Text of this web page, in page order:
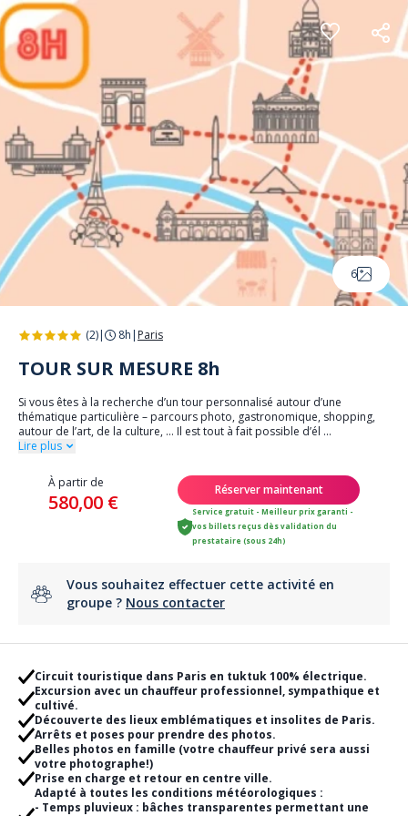
Panneau de gestion des cookies
6
(2)| 8h | Paris
TOUR SUR MESURE 8h
Si vous êtes à la recherche d’un tour personnalisé autour d’une
thématique particulière – parcours photo, gastronomique, shopping,
autour de l’art, de la culture, … Il est tout à fait possible d’él ...
Lire plus
À partir de
580,00 €
Réserver maintenant
Service gratuit - Meilleur prix garanti -
vos billets reçus dès validation du
prestataire (sous 24h)
Vous souhaitez effectuer cette activité en
groupe ? Nous contacter
Circuit touristique dans Paris en tuktuk 100% électrique.
Excursion avec un chauffeur professionnel, sympathique et
cultivé.
Découverte des lieux emblématiques et insolites de Paris.
Arrêts et poses pour prendre des photos.
Belles photos en famille (votre chauffeur privé sera aussi
votre photographe!)
Prise en charge et retour en centre ville.
Adapté à toutes les conditions météorologiques :
- Temps pluvieux : bâches transparentes permettant une